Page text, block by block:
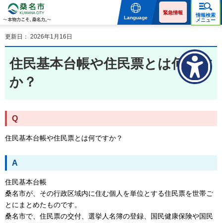
物力こそ、桑名力。
Language
緊急情報
情報検索
メニュー
更新日： 2026年1月16日
住民基本台帳や住民票とは何です
か？
Q
住民基本台帳や住民票とは何ですか？
A
住民基本台帳
桑名市が、その行政区域内に住む個人を単位とする住民票を世帯ご
とにまとめたものです。
桑名市で、住民票の交付、選挙人名簿の登録、国民健康保険や国民